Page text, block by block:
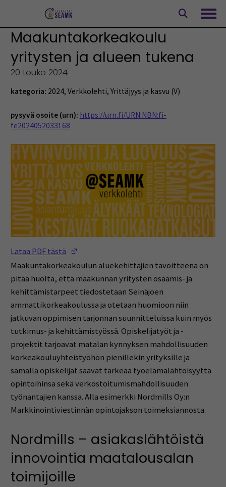
Maakuntakorkeakoulu
yritysten ja alueen tukena
20 touko 2024
kategoria: 2024, Verkkolehti, Yrittäjyys ja kasvu (V)
pysyvä osoite (urn): https://urn.fi/URN:NBN:fi-
fe2024052033168
Lataa PDF tästä
Maakuntakorkeakoulun aluekehittäjien tavoitteena on
pitää huolta, että maakunnan yritysten osaamis- ja
kehittämistarpeet tiedostetaan Seinäjoen
ammattikorkeakoulussa ja otetaan huomioon niin
jatkuvan oppimisen tarjonnan suunnitteluissa kuin myös
tutkimus- ja kehittämistyössä. Opiskelijatyöt ja -
projektit tarjoavat matalan kynnyksen mahdollisuuden
korkeakouluyhteistyöhön pienillekin yrityksille ja
samalla opiskelijat saavat tärkeää työelämälähtöisyyttä
opintoihinsa sekä verkostoitumismahdollisuuden
työnantajien kanssa. Alla esimerkki Nordmills Oy:n
Markkinointiviestinnän opintojakson toimeksiannosta.
Nordmills – asiakaslähtöistä
innovointia maatalousalan
toimijoille